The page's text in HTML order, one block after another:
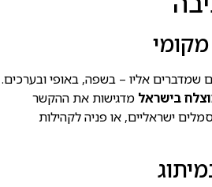
אליו – בשפה, באופי ובערכים.
בישראל מדגישות את ההקשר
ישראליים, או פניה לקהילות